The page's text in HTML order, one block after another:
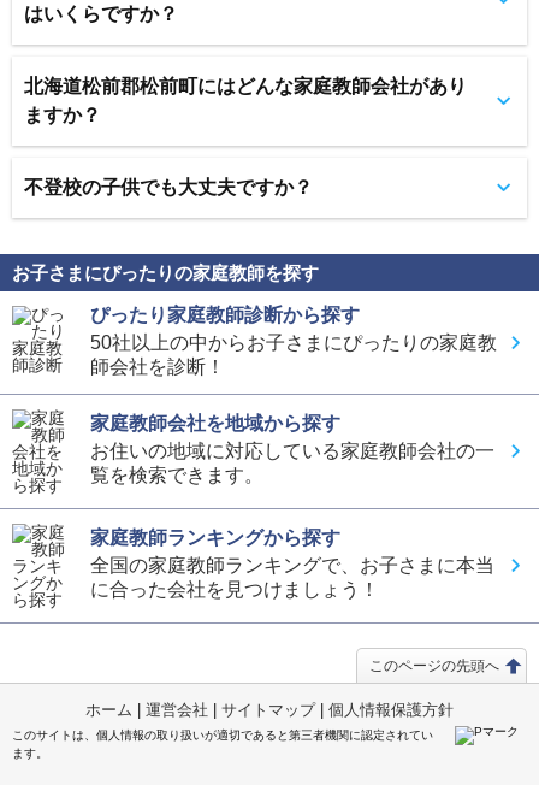
はいくらですか？
北海道松前郡松前町にはどんな家庭教師会社があり
ますか？
不登校の子供でも大丈夫ですか？
お子さまにぴったりの家庭教師を探す
ぴったり家庭教師診断から探す
50社以上の中からお子さまにぴったりの家庭教
師会社を診断！
家庭教師会社を地域から探す
お住いの地域に対応している家庭教師会社の一
覧を検索できます。
家庭教師ランキングから探す
全国の家庭教師ランキングで、お子さまに本当
に合った会社を見つけましょう！
このページの先頭へ
ホーム 運営会社 サイトマップ| 個人情報保護方針
このサイトは、個人情報の取り扱いが適切であると第三者機関に認定されてい
ます。